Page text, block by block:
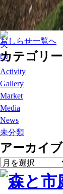
おしらせ一覧へ
カテゴリー
Activity
Gallery
Market
Media
News
未分類
アーカイブ
ア
ー